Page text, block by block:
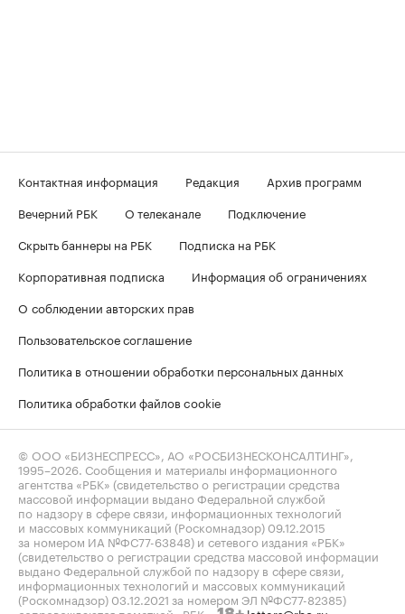
Контактная информация Редакция
Архив программ
Вечерний РБК
О телеканале
Подключение
Скрыть баннеры на РБК
Подписка на РБК
Корпоративная подписка
Информация об ограничениях
О соблюдении авторских прав
Пользовательское соглашение
Политика в отношении обработки персональных данных
Политика обработки файлов cookie
© ООО «БИЗНЕСПРЕСС», АО «РОСБИЗНЕСКОНСАЛТИНГ»,
1995–2026 . Сообщения и материалы информационного
агентства «РБК» (свидетельство о регистрации средства
массовой информации выдано Федеральной службой
по надзору в сфере связи, информационных технологий
и массовых коммуникаций (Роскомнадзор) 09.12.2015
за номером ИА №ФС77-63848) и сетевого издания «РБК»
(свидетельство о регистрации средства массовой информации
выдано Федеральной службой по надзору в сфере связи,
информационных технологий и массовых коммуникаций
(Роскомнадзор) 03.12.2021 за номером ЭЛ №ФС77-82385)